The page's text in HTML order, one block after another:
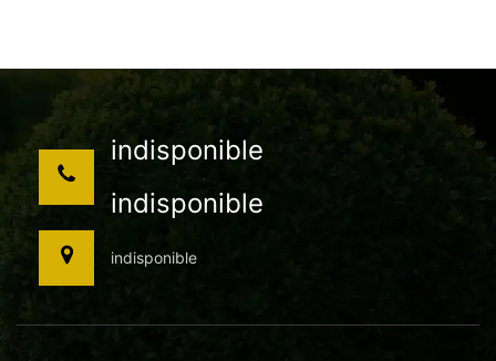
indisponible
indisponible
indisponible